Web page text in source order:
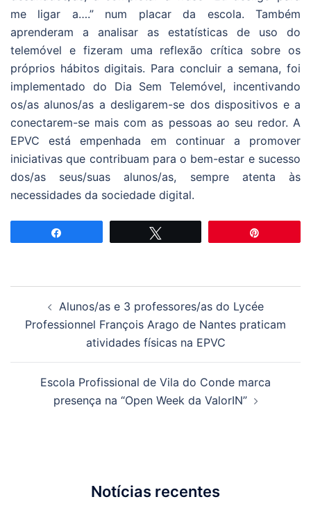
me ligar a….” num placar da escola. Também
aprenderam a analisar as estatísticas de uso do
telemóvel e fizeram uma reflexão crítica sobre os
próprios hábitos digitais. Para concluir a semana, foi
implementado do Dia Sem Telemóvel, incentivando
os/as alunos/as a desligarem-se dos dispositivos e a
conectarem-se mais com as pessoas ao seu redor. A
EPVC está empenhada em continuar a promover
iniciativas que contribuam para o bem-estar e sucesso
dos/as seus/suas alunos/as, sempre atenta às
necessidades da sociedade digital.
artigos
Alunos/as e 3 professores/as do Lycée
Professionnel François Arago de Nantes praticam
atividades físicas na EPVC
Escola Profissional de Vila do Conde marca
presença na “Open Week da ValorIN”
Notícias recentes